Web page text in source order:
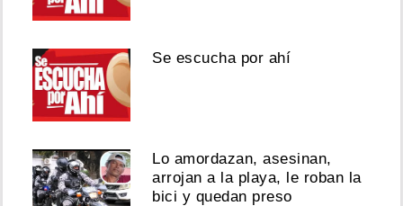
Se escucha por ahí
Lo amordazan, asesinan,
arrojan a la playa, le roban la
bici y quedan preso